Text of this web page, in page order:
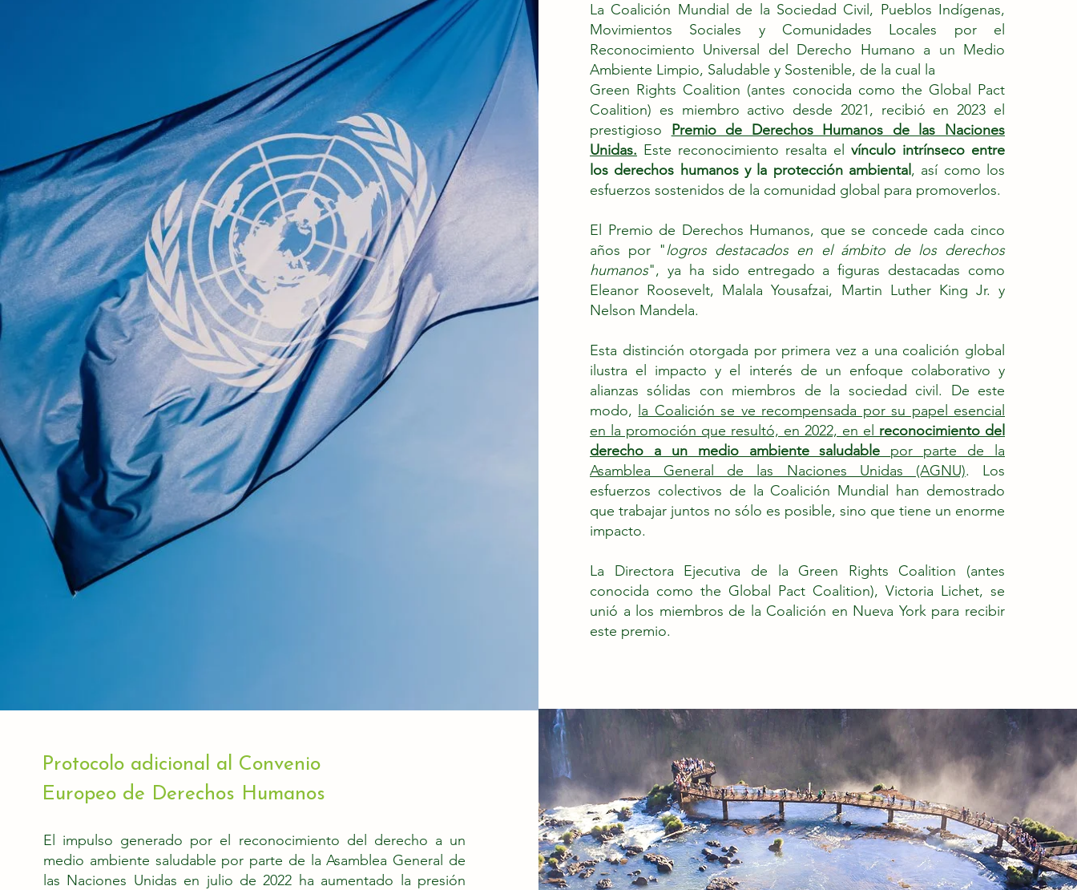
La Coalición Mundial de la Sociedad Civil, Pueblos Indígenas,
Movimientos Sociales y Comunidades Locales por el
Reconocimiento Universal del Derecho Humano a un Medio
Ambiente Limpio, Saludable y Sostenible, de la cual la
Green Rights Coalition (antes conocida como the Global Pact
Coalition) es miembro activo desde 2021, recibió en 2023 el
prestigioso
Premio de Derechos Humanos de las Naciones
Unidas. Este reconocimiento resalta el vínculo intrínseco entre
los derechos humanos y la protección ambiental , así como los
esfuerzos sostenidos de la comunidad global para promoverlos.
El Premio de Derechos Humanos, que se concede cada cinco
años por "logros destacados en el ámbito de los derechos
humanos", ya ha sido entregado a figuras destacadas como
Eleanor Roosevelt, Malala Yousafzai, Martin Luther King Jr. y
Nelson Mandela.
Esta distinción otorgada por primera vez a una coalición global
ilustra el impacto y el interés de un enfoque colaborativo y
alianzas sólidas con miembros de la sociedad civil. De este
modo, la Coalición se ve recompensada por su papel esencial
en la promoción que resultó, en 2022, en el reconocimiento del
derecho a un medio ambiente saludable por parte de la
Asamblea General de las Naciones Unidas (AGNU). Los
esfuerzos colectivos de la Coalición Mundial han demostrado
que trabajar juntos no sólo es posible, sino que tiene un enorme
impacto.
La Directora Ejecutiva de la Green Rights Coalition (antes
conocida como the Global Pact Coalition), Victoria Lichet, se
unió a los miembros de la Coalición en Nueva York para recibir
este premio.
Protocolo adicional al Convenio
Europeo de Derechos Humanos
El impulso generado por el reconocimiento del derecho a un
medio ambiente saludable por parte de la Asamblea General de
las Naciones Unidas en julio de 2022 ha aumentado la presión